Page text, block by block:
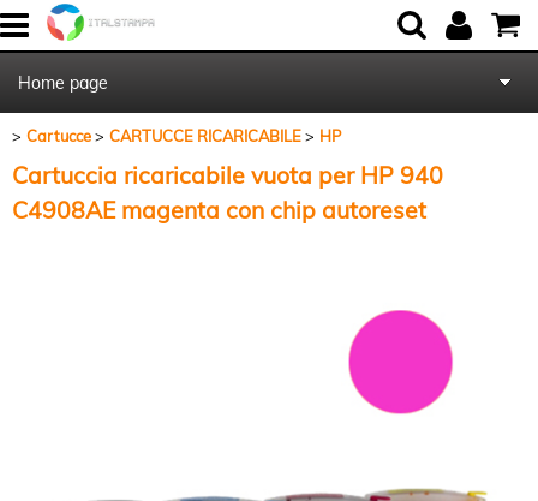
Home page
Chi Siamo
Contattaci
Cartucce CARTUCCE RICARICABILE HP
Cartuccia ricaricabile vuota per HP 940
C4908AE magenta con chip autoreset